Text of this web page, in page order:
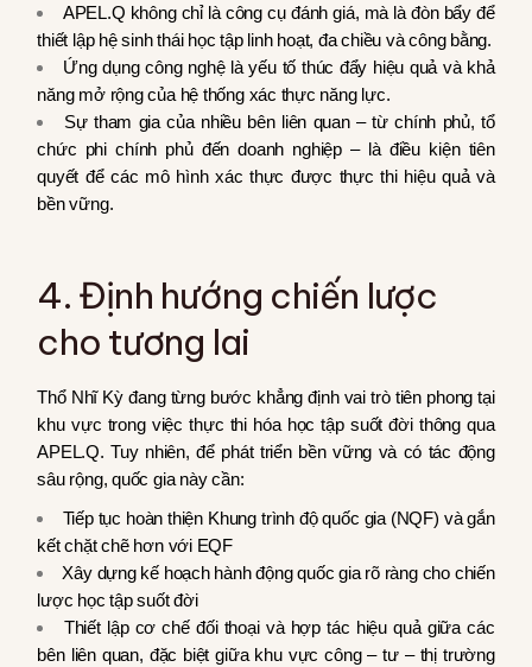
APEL.Q không chỉ là công cụ đánh giá, mà là đòn bẩy để
thiết lập hệ sinh thái học tập linh hoạt, đa chiều và công bằng.
Ứng dụng công nghệ là yếu tố thúc đẩy hiệu quả và khả
năng mở rộng của hệ thống xác thực năng lực.
Sự tham gia của nhiều bên liên quan – từ chính phủ, tổ
chức phi chính phủ đến doanh nghiệp – là điều kiện tiên
quyết để các mô hình xác thực được thực thi hiệu quả và
bền vững.
4. Định hướng chiến lược
cho tương lai
Thổ Nhĩ Kỳ đang từng bước khẳng định vai trò tiên phong tại
khu vực trong việc thực thi hóa học tập suốt đời thông qua
APEL.Q. Tuy nhiên, để phát triển bền vững và có tác động
sâu rộng, quốc gia này cần:
Tiếp tục hoàn thiện Khung trình độ quốc gia (NQF) và gắn
kết chặt chẽ hơn với EQF
Xây dựng kế hoạch hành động quốc gia rõ ràng cho chiến
lược học tập suốt đời
Thiết lập cơ chế đối thoại và hợp tác hiệu quả giữa các
bên liên quan, đặc biệt giữa khu vực công – tư – thị trường